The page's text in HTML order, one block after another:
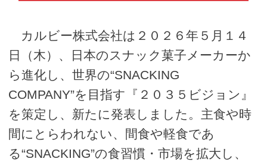
カルビー株式会社は２０２６年５月１４
日（木）、日本のスナック菓子メーカーか
ら進化し、世界の“SNACKING
COMPANY”を目指す『２０３５ビジョン』
を策定し、新たに発表しました。主食や時
間にとらわれない、間食や軽食であ
る“SNACKING”の食習慣・市場を拡大し、